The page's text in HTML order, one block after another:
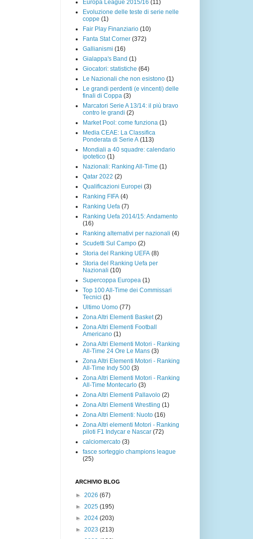
Europa League 2015/16 (11)
Evoluzione delle teste di serie nelle
coppe (1)
Fair Play Finanziario (10)
Fanta Stat Corner (372)
Gallianismi (16)
Gialappa's Band (1)
Giocatori: statistiche (64)
Le Nazionali che non esistono (1)
Le grandi perdenti (e vincenti) delle
finali di Coppa (3)
Marcatori Serie A 13/14: il più bravo
contro le grandi (2)
Market Pool: come funziona (1)
Media CEAE: La Classifica
Ponderata di Serie A (113)
Mondiali a 40 squadre: calendario
ipotetico (1)
Nazionali: Ranking All-Time (1)
Qatar 2022 (2)
Qualificazioni Europei (3)
Ranking FIFA (4)
Ranking Uefa (7)
Ranking Uefa 2014/15: Andamento
(16)
Ranking alternativi per nazionali (4)
Scudetti Sul Campo (2)
Storia del Ranking UEFA (8)
Storia del Ranking Uefa per
Nazionali (10)
Supercoppa Europea (1)
Top 100 All-Time dei Commissari
Tecnici (1)
Ultimo Uomo (77)
Zona Altri Elementi Basket (2)
Zona Altri Elementi Football
Americano (1)
Zona Altri Elementi Motori - Ranking
All-Time 24 Ore Le Mans (3)
Zona Altri Elementi Motori - Ranking
All-Time Indy 500 (3)
Zona Altri Elementi Motori - Ranking
All-Time Montecarlo (3)
Zona Altri Elementi Pallavolo (2)
Zona Altri Elementi Wrestling (1)
Zona Altri Elementi: Nuoto (16)
Zona Altri elementi Motori - Ranking
piloti F1 Indycar e Nascar (72)
calciomercato (3)
fasce sorteggio champions league
(25)
ARCHIVIO BLOG
► 2026 (67)
► 2025 (195)
► 2024 (203)
► 2023 (213)